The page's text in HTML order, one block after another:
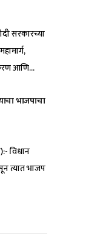
सरकारच्या
आणि...
भाजपाचा
विधान
त्यात भाजप